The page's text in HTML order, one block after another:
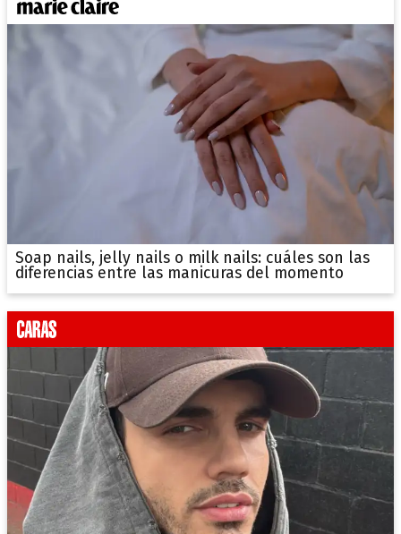
Soap nails, jelly nails o milk nails: cuáles son las
diferencias entre las manicuras del momento